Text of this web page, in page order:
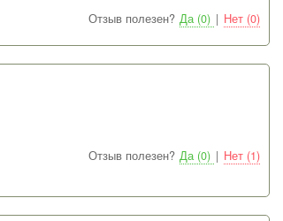
Отзыв полезен? Да (0) | Нет (0)
Отзыв полезен? Да (0) | Нет (1)